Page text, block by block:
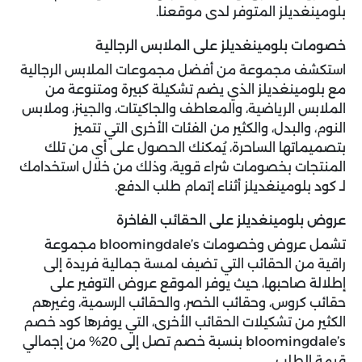
بلومينغديلز المتوفر لدى موقعنا.
خصومات بلومينغديلز على الملابس الرجالية
استكشف مجموعة من أفضل مجموعات الملابس الرجالية
مع بلومينغديلز الذي يضم تشكيلة كبيرة ومتنوعة من
الملابس الرياضية، والمعاطف والجاكيتات، والجينز، وملابس
النوم، والبدل، والكثير من الفئات الأخرى التي تتميز
بتصميماتها الساحرة، يُمكنك الحصول على أي من تلك
المنتجات بخصومات شراء قوية، وذلك من خلال استخدامك
لـ كود بلومينغديلز أثناء إتمام طلب الدفع.
عروض بلومينغديلز على الحقائب الفاخرة
تشمل عروض وخصومات bloomingdale’s مجموعة
راقية من الحقائب التي تضيف لمسة جمالية فريدة إلى
إطلالة صاحبها، حيث يوفر الموقع عروض التوفير على
حقائب كروس، وحقائب الخصر، والحقائب الرسمية، وغيرهم
الكثير من تشكيلات الحقائب الأخرى، التي يوفرها كود خصم
bloomingdale’s بنسبة خصم تصل إلى 20% من إجمالي